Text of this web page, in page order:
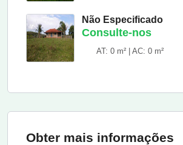
Não Especificado
Consulte-nos
AT: 0 m² | AC: 0 m²
Obter mais informações